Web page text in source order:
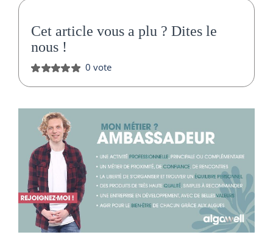
Cet article vous a plu ? Dites le
nous !
0 vote